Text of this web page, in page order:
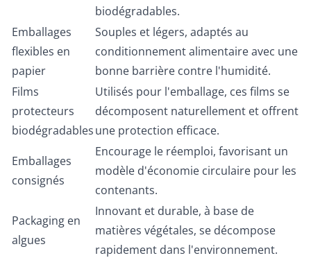
biodégradables.
Emballages
flexibles en
papier
Souples et légers, adaptés au
conditionnement alimentaire avec une
bonne barrière contre l'humidité.
Films
protecteurs
biodégradables
Utilisés pour l'emballage, ces films se
décomposent naturellement et offrent
une protection efficace.
Emballages
consignés
Encourage le réemploi, favorisant un
modèle d'économie circulaire pour les
contenants.
Packaging en
algues
Innovant et durable, à base de
matières végétales, se décompose
rapidement dans l'environnement.